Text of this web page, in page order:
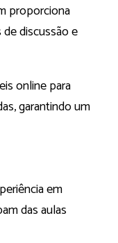
proporciona
discussão e
online para
garantindo um
em
das aulas